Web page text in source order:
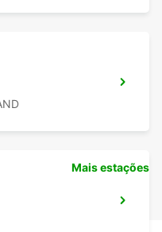
Mais estações